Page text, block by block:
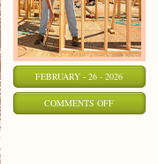
FEBRUARY - 26 - 2026
COMMENTS OFFON